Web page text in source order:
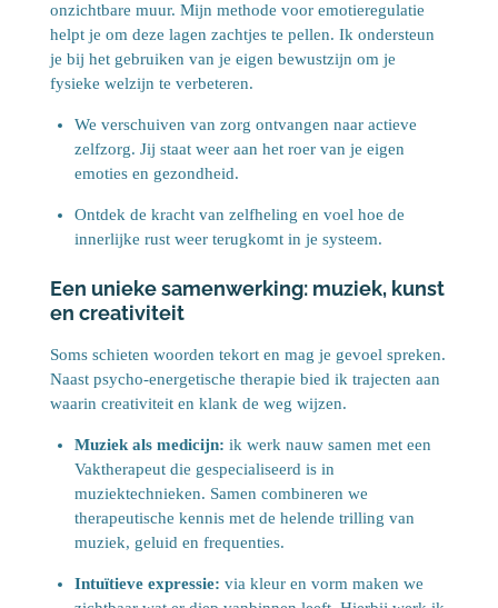
onzichtbare muur. Mijn methode voor emotieregulatie
helpt je om deze lagen zachtjes te pellen. Ik ondersteun
je bij het gebruiken van je eigen bewustzijn om je
fysieke welzijn te verbeteren.
We verschuiven van zorg ontvangen naar actieve
zelfzorg. Jij staat weer aan het roer van je eigen
emoties en gezondheid.
Ontdek de kracht van zelfheling en voel hoe de
innerlijke rust weer terugkomt in je systeem.
Een unieke samenwerking: muziek, kunst
en creativiteit
Soms schieten woorden tekort en mag je gevoel spreken.
Naast psycho-energetische therapie bied ik trajecten aan
waarin creativiteit en klank de weg wijzen.
Muziek als medicijn: ik werk nauw samen met een
Vaktherapeut die gespecialiseerd is in
muziektechnieken. Samen combineren we
therapeutische kennis met de helende trilling van
muziek, geluid en frequenties.
Intuïtieve expressie: via kleur en vorm maken we